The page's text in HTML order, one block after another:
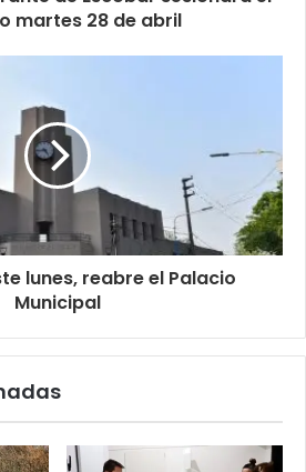
martes 28 de abril
lunes, reabre el Palacio
Municipal